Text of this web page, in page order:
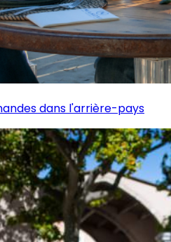
dans l'arrière-pays